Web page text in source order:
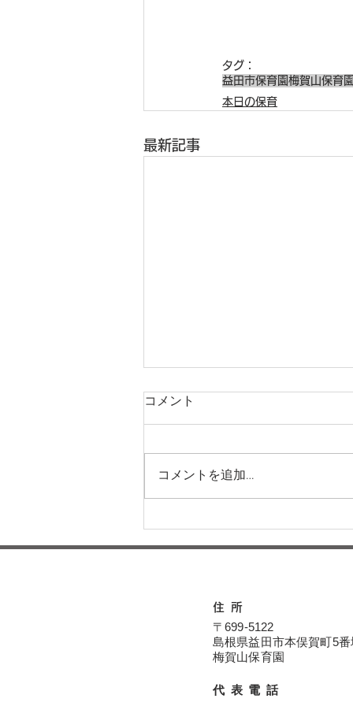
タグ：
益田市保育園 梅賀山保育園
本日の保育
最新記事
園 益田市保育園
コメント
コメントを追加…
住所
〒699-5122
島根県益田市本俣賀町5番
​​梅賀山保育園
代表電話